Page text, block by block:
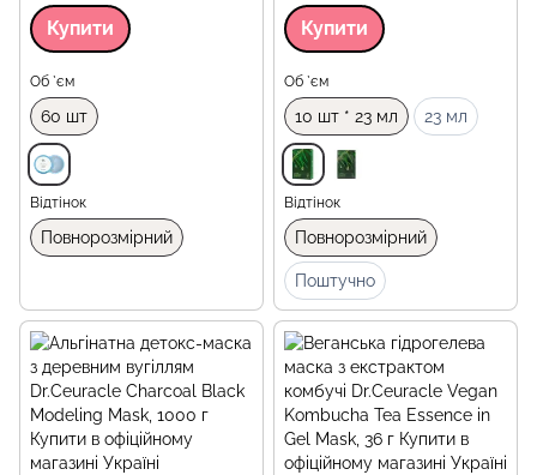
Купити
Об `єм
60 шт
Відтінок
Повнорозмірний
Купити
Об `єм
10 шт * 23 мл 23 мл
Відтінок
Повнорозмірний
Поштучно